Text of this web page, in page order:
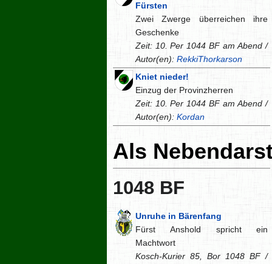
Fürsten
Zwei Zwerge überreichen ihre
Geschenke
Zeit: 10. Per 1044 BF am Abend /
Autor(en): RekkiThorkarson
Kniet nieder!
Einzug der Provinzherren
Zeit: 10. Per 1044 BF am Abend /
Autor(en): Kordan
Als
1048 BF
Unruhe in Bärenfang
Fürst Anshold spricht ein
Machtwort
Kosch-Kurier 85, Bor 1048 BF /